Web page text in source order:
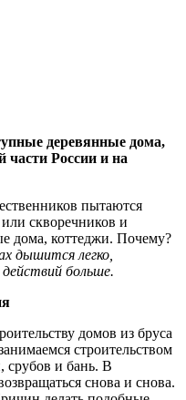
деревянные дома,
части России и на
пытаются
скворечников и
дома, коттеджи. Почему?
дышится легко,
больше.
домов из бруса
строительством
срубов и бань. В
снова и снова.